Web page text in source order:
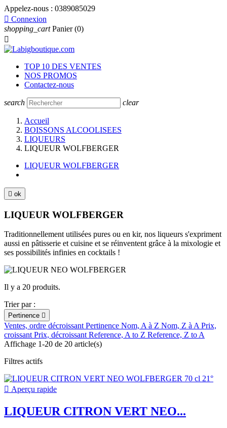
Appelez-nous : 0389085029
 Connexion
shopping_cart Panier (0)

TOP 10 DES VENTES
NOS PROMOS
Contactez-nous
search clear
Accueil
BOISSONS ALCOOLISEES
LIQUEURS
LIQUEUR WOLFBERGER
LIQUEUR WOLFBERGER
 ok
LIQUEUR WOLFBERGER
Traditionnellement utilisées pures ou en kir, nos liqueurs s'expriment
aussi en pâtisserie et cuisine et se réinventent grâce à la mixologie et
ses possibilités infinies en cocktails !
Il y a 20 produits.
Trier par :
Pertinence 
Ventes, ordre décroissantPertinence Nom, A à Z Nom, Z à APrix,
croissantPrix, décroissantReference, A to Z Reference, Z to A
Affichage 1-20 de 20 article(s)
Filtres actifs
 Aperçu rapide
LIQUEUR CITRON VERT NEO...